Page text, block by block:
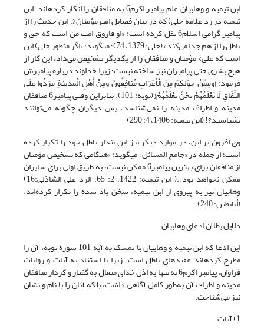
ابن تیمیه و وهابیان علم پیامبر اکرم6 به منافقان را انکار کرده‎اند. ابن
تیمیه در رد علامه حلی) که در بیان فضایل امیرمؤمنان%، این حدیث را از
پیامبر گرامی اسلام6 نقل کرده است: «او فاروق امت من است که حق و
باطل را از هم جدا می‌کند» (حلی: 1379، 74)؛ می‎گوید: «اگر منظور حلی) این
است که علی% مؤمنان و منافقان را از یکدیگر تشخیص می‌داد، این کار از
هیچ بشری حتی پیامبران نیز ساخته نیست؛ زیرا خداوند درباره پیامبرش
فرمود: }وَمِمَّنْ حَوْلَکمْ مِنَ الْأَعْرَابِ مُنَافِقُونَ وَمِنْ أَهْلِ الْمَدِینَةِ مَرَدُوا عَلَی
النِّفَاقِ لَا تَعْلَمُهُمْ نَحْنُ نَعْلَمُهُمْ{ (توبه: 101). بنابراین وقتی پیامبر6 منافقان
مدینه و اطراف مدینه را نمی‌شناسد، پس دیگران چگونه می‌توانند
بشناسند؟! (ابن تیمیه: 1406، 4: 290)
وی افزون بر این، در موارد دیگر نیز این پندار باطل خود را تکرار کرده
است؛ از جمله در «جامع المسائل» می‎گوید: «هنگامی که تشخیص مؤمنان
از منافقان برای بهترین پیامبر6 ممکن نیست، به طریق اولی برای سایران
ممکن نخواهد بود».( ابن تیمیه: 1422، 2: 65؛ الرد علی الشاذلی:16)
وهابیان نیز به پیروی از ابن تیمیه، سخن یاد شده را تکرار کرده‌اند.
(أبابطین: 240).
دلایل بطلان ادعای وهابیان
این ادعا که ابن تیمیه و وهابیان با تمسک به آیه 101 سوره توبه، آن را
مطرح کرده‎اند عقیده‎ای باطل است. زیرا با استناد به آیات و روایات
فراوان، پیامبر اکرم6 نه تنها به اذن خدای متعال به گفتار و کردار منافقان
مدینه و اطراف آن به‌طور کامل آگاهی داشت، بلکه آنان را با نام و نشان
نیز می‌شناخت.
1) آیات